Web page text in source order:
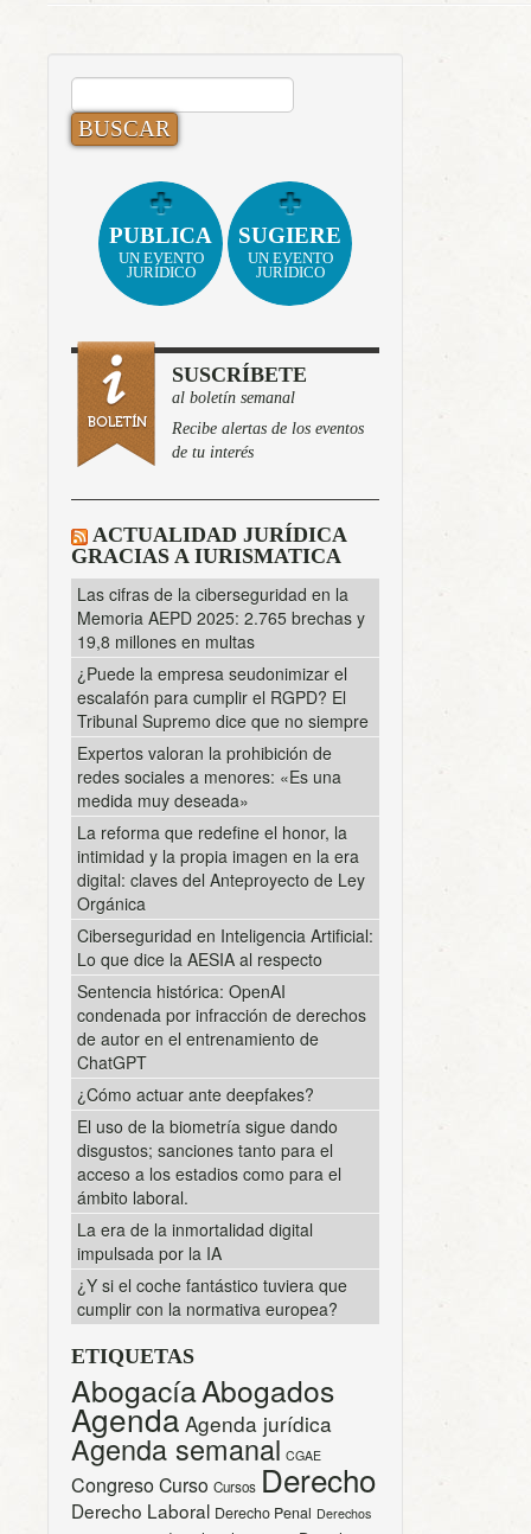
BUSCAR:
PUBLICA
UN EVENTO
JURÍDICO
SUGIERE
UN EVENTO
JURÍDICO
SUSCRÍBETE
al boletín semanal
Recibe alertas de los eventos
de tu interés
ACTUALIDAD JURÍDICA
GRACIAS A IURISMATICA
Las cifras de la ciberseguridad en la
Memoria AEPD 2025: 2.765 brechas y
19,8 millones en multas
¿Puede la empresa seudonimizar el
escalafón para cumplir el RGPD? El
Tribunal Supremo dice que no siempre
Expertos valoran la prohibición de
redes sociales a menores: «Es una
medida muy deseada»
La reforma que redefine el honor, la
intimidad y la propia imagen en la era
digital: claves del Anteproyecto de Ley
Orgánica
Ciberseguridad en Inteligencia Artificial:
Lo que dice la AESIA al respecto
Sentencia histórica: OpenAI
condenada por infracción de derechos
de autor en el entrenamiento de
ChatGPT
¿Cómo actuar ante deepfakes?
El uso de la biometría sigue dando
disgustos; sanciones tanto para el
acceso a los estadios como para el
ámbito laboral.
La era de la inmortalidad digital
impulsada por la IA
¿Y si el coche fantástico tuviera que
cumplir con la normativa europea?
ETIQUETAS
AbogacíaAbogados
Agenda Agenda jurídica
Agenda semanal CGAE
CongresoCurso Cursos Derecho
Derecho Laboral Derecho Penal Derechos